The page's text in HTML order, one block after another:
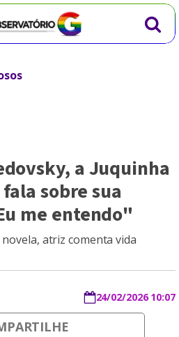
a Juquinha
sobre sua
me entendo"
atriz comenta vida
24/02/2026 10:07